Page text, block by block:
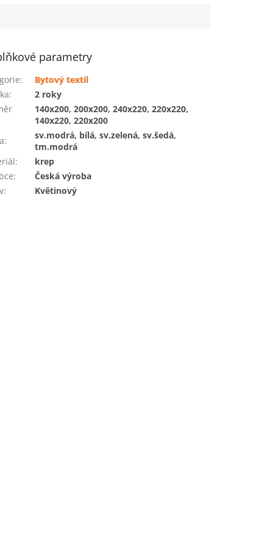
parametry
:
Bytový textil
:
2 roky
140x200, 200x200, 240x220, 220x220,
140x220, 220x200
:
sv.modrá, bílá, sv.zelená, sv.šedá,
tm.modrá
:
krep
:
Česká výroba
: Květinový